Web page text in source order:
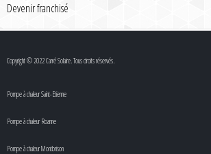
Devenir franchisé
Copyright © 2022 Carré Solaire. Tous droits réservés.
Pompe à chaleur Saint-Etienne
Pompe à chaleur Roanne
Pompe à chaleur Montbrison